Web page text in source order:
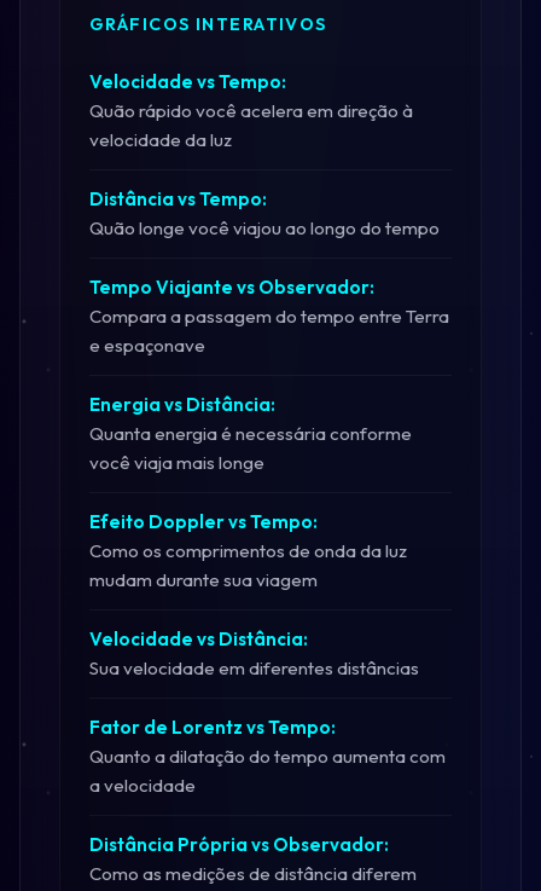
GRÁFICOS INTERATIVOS
Velocidade vs Tempo:
Quão rápido você acelera em direção à
velocidade da luz
Distância vs Tempo:
Quão longe você viajou ao longo do tempo
Tempo Viajante vs Observador:
Compara a passagem do tempo entre Terra
e espaçonave
Energia vs Distância:
Quanta energia é necessária conforme
você viaja mais longe
Efeito Doppler vs Tempo:
Como os comprimentos de onda da luz
mudam durante sua viagem
Velocidade vs Distância:
Sua velocidade em diferentes distâncias
Fator de Lorentz vs Tempo:
Quanto a dilatação do tempo aumenta com
a velocidade
Distância Própria vs Observador:
Como as medições de distância diferem